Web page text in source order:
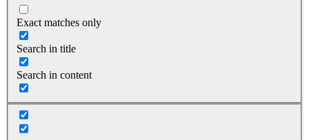
Exact matches only
Search in title
Search in content